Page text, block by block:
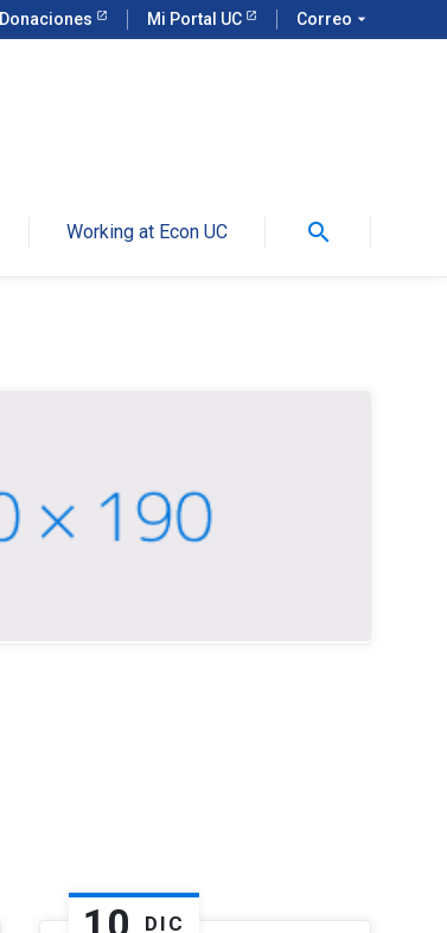
Donaciones Mi Portal UC Correo arrow_drop_down
Working at Econ UC search
DIC